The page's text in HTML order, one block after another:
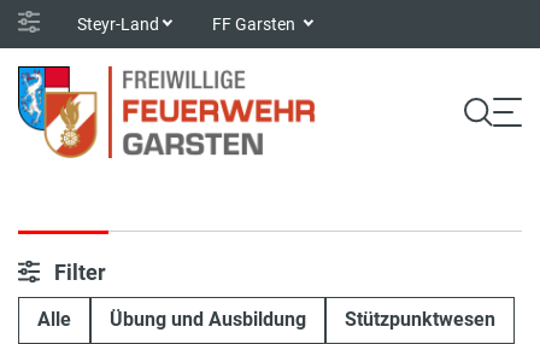
Steyr-Land FF Garsten
Filter
Alle Übung und Ausbildung Stützpunktwesen